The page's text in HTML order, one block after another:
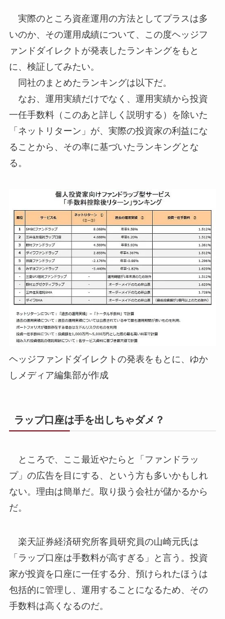
実際のところ資産運用の方法としてプラスは多
いのか、その運用成績について、この度ヘッジフ
ァンドダイレクトが発表したランキングをもと
に、検証してみたい。
同社のまとめたランキングは以下だ。
なお、運用実績だけでなく、運用実績から投資
一任手数料（このあと詳しく説明する）を除いた
「ネットリターン」が、実際の投資家の利益にな
ることから、その率に基づいたランキングとな
る。
ヘッジファンドダイレクトの発表をもとに、ゆか
しメディア編集部が作成
ラップ口座は手を出しちゃダメ？
ところで、ここ最近やたらと「ファンドラッ
プ」の広告を目にする、という方も多いかもしれ
ない。理由は簡単だ。取り扱う会社が儲かるから
だ。
楽天証券経済研究所客員研究員の山崎元氏は
「ラップ口座は手数料が高すぎる」と言う。投資
家が投資を口座に一任する分、預けられたほうは
包括的に管理し、運用することになるため、その
手数料は高くなるのだ。